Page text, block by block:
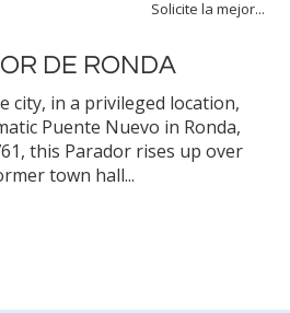
Solicite la mejor...
DE RONDA
city, in a privileged location,
Puente Nuevo in Ronda,
this Parador rises up over
town hall...